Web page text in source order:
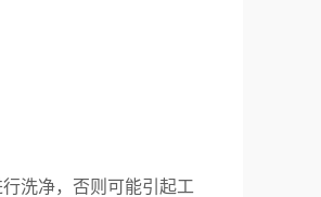
洗净，否则可能引起工